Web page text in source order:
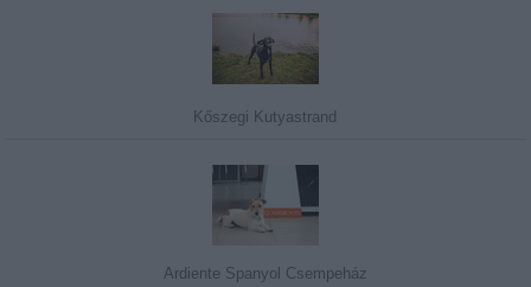
Kőszegi Kutyastrand
Ardiente Spanyol Csempeház